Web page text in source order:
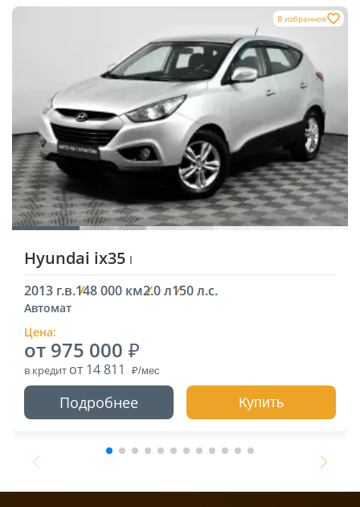
В избранное
Hyundai ix35 I
2013 г.в.148 000 км2.0 л150 л.с.
Автомат
Цена:
от 975 000
в кредит от 14 811
Подробнее Купить